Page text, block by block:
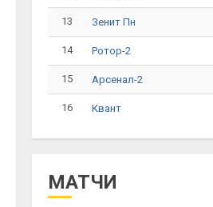
13 Зенит Пн
14 Ротор-2
15 Арсенал-2
16 Квант
МАТЧИ